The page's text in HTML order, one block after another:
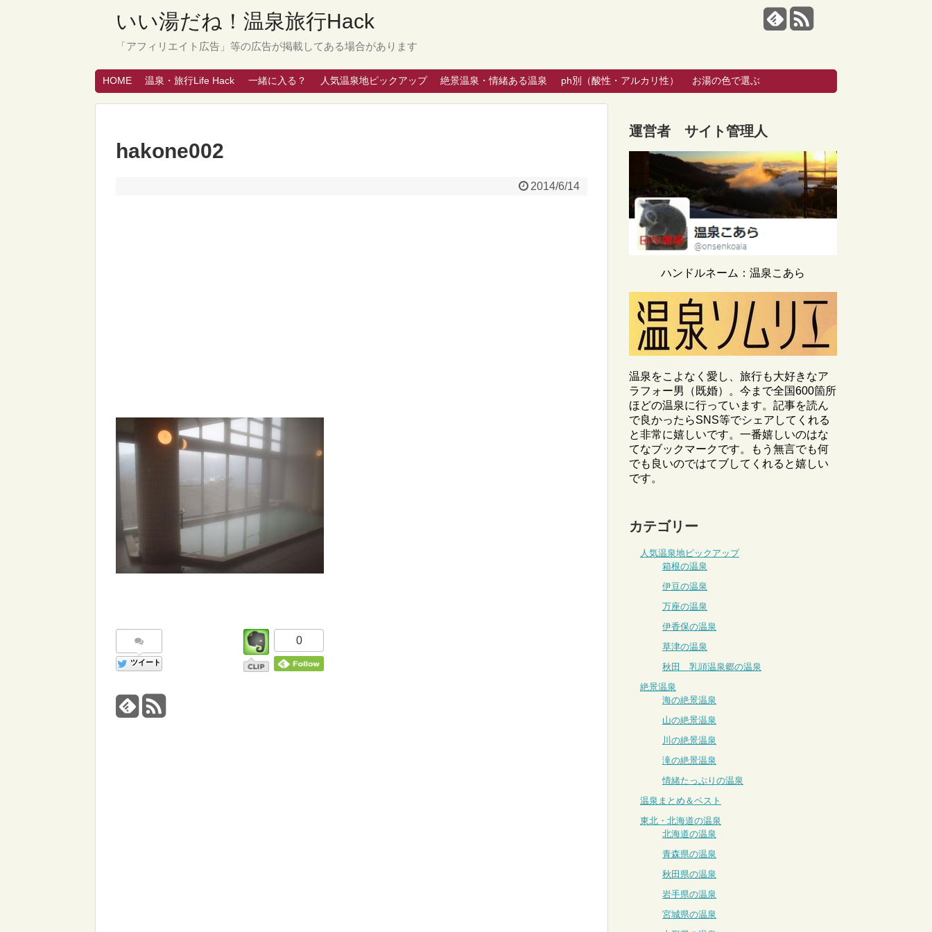
いい湯だね！温泉旅行Hack
「アフィリエイト広告」等の広告が掲載してある場合があります
HOME 温泉・旅行Life Hack 一緒に入る？ 人気温泉地ピックアップ 絶景温泉・情緒ある温泉 ph別（酸性・アルカリ性） お湯の色で選ぶ
hakone002
2014/6/14
ツイート
0
運営者 サイト管理人
ハンドルネーム：温泉こあら
温泉をこよなく愛し、旅行も大好きなア
ラフォー男（既婚）。今まで全国600箇所
ほどの温泉に行っています。記事を読ん
で良かったらSNS等でシェアしてくれる
と非常に嬉しいです。一番嬉しいのはな
てなブックマークです。もう無言でも何
でも良いのではてブしてくれると嬉しい
です。
カテゴリー
人気温泉地ピックアップ
箱根の温泉
伊豆の温泉
万座の温泉
伊香保の温泉
草津の温泉
秋田 乳頭温泉郷の温泉
絶景温泉
海の絶景温泉
山の絶景温泉
川の絶景温泉
滝の絶景温泉
情緒たっぷりの温泉
温泉まとめ＆ベスト
東北・北海道の温泉
北海道の温泉
青森県の温泉
秋田県の温泉
岩手県の温泉
宮城県の温泉